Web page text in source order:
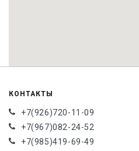
КОНТАКТЫ
+7(926)720-11-09
+7(967)082-24-52
+7(985)419-69-49